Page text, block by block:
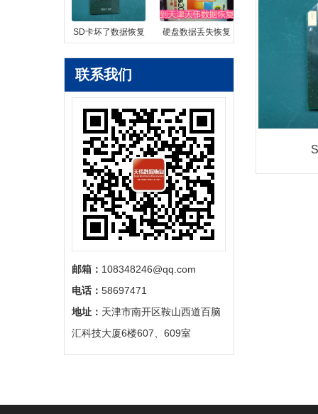
SD卡坏了数据恢复 硬盘数据丢失恢复
联系我们
邮箱： 108348246@qq.com
电话： 58697471
地址： 天津市南开区鞍山西道百脑
汇科技大厦6楼607、609室